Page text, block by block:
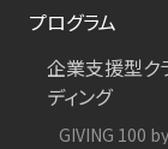
プログラム
企業支援型ク
ディング
GIVING 100